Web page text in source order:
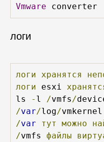
Vmware converter
логи
логи хранятся
логи esxi
ls
- l /vmfs /
/var/log/vmkernel
/var тут можно
/vmfs файлы